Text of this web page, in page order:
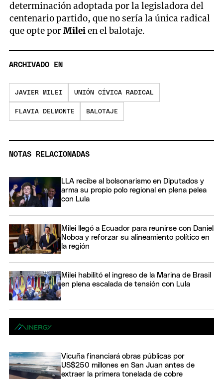
determinación adoptada por la legisladora del
centenario partido, que no sería la única radical
que opte porMileien el balotaje.
ARCHIVADO EN
JAVIER MILEI UNIÓN CÍVICA RADICAL
FLAVIA DELMONTE BALOTAJE
NOTAS RELACIONADAS
LLA recibe al bolsonarismo en Diputados y
arma su propio polo regional en plena pelea
con Lula
Milei llegó a Ecuador para reunirse con Daniel
Noboa y reforzar su alineamiento político en
la región
Milei habilitó el ingreso de la Marina de Brasil
en plena escalada de tensión con Lula
Vicuña financiará obras públicas por
US$250 millones en San Juan antes de
extraer la primera tonelada de cobre